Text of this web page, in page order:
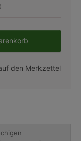
den Merkzettel